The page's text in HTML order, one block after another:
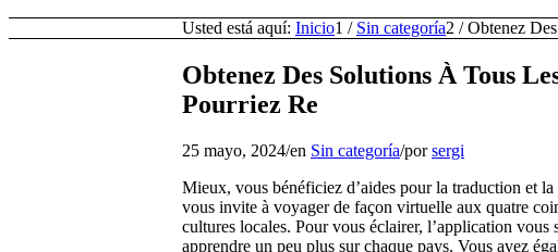
Usted está aquí: Inicio1 / Sin categoría2 / Obtenez
Obtenez Des Solutions À Tous
Pourriez Re
25 mayo, 2024/en Sin categoría/porsergi
Mieux, vous bénéficiez d’aides pour la traduction et
vous invite à voyager de façon virtuelle aux quatre
cultures locales. Pour vous éclairer, l’application vous
apprendre un peu plus sur chaque pays. Vous avez